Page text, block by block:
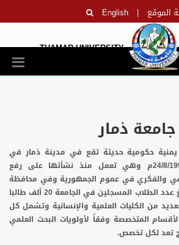
الموقع |
English
THAMAR UNIVERSITY
جامعة ذمار
حكومية حديثة تقع في مدينة ذمار في
اليمن. تأسست في 24/8/1996م وهي تعمل منذ نشأتها على رفع
والفكري في عموم الجمهورية وفي محافظة
ذمار على وجه خاص ويبلغ عدد الطلاب المسجلين في الجامعة 20 ألف طالبا
من الكليات العلمية والإنسانية وتشمل كل
المتخصصة وفقاً لأولويات البحث العلمي
تعد لكل تخصص.